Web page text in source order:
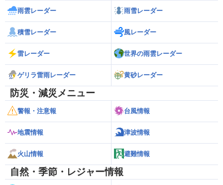
雨雲レーダー 雨雪レーダー
積雪レーダー 風レーダー
雷レーダー 世界の雨雲レーダー
ゲリラ雷雨レーダー 黄砂レーダー
防災・減災メニュー
警報・注意報 台風情報
地震情報 津波情報
火山情報 避難情報
自然・季節・レジャー情報